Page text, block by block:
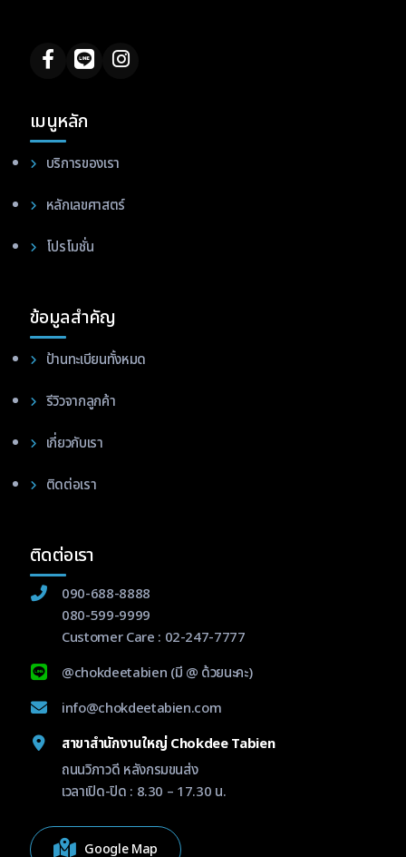
เมนูหลัก
บริการของเรา
หลักเลขศาสตร์
โปรโมชั่น
ข้อมูลสำคัญ
ป้านทะเบียนทั้งหมด
รีวิวจากลูกค้า
เกี่ยวกับเรา
ติดต่อเรา
ติดต่อเรา
090-688-8888
080-599-9999
Customer Care : 02-247-7777
@chokdeetabien (มี @ ด้วยนะคะ)
info@chokdeetabien.com
สาขาสำนักงานใหญ่ Chokdee Tabien
ถนนวิภาวดี หลังกรมขนส่ง
เวลาเปิด-ปิด : 8.30 – 17.30 น.
Google Map